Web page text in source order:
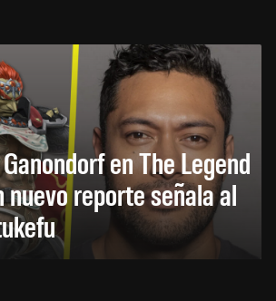
en The Legend
nuevo reporte señala al